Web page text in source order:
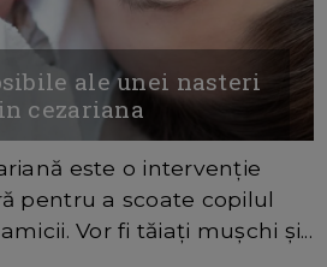
ale unei nasteri
cezariana
este o intervenție
pentru a scoate copilul
Vor fi tăiaţi mușchi și...